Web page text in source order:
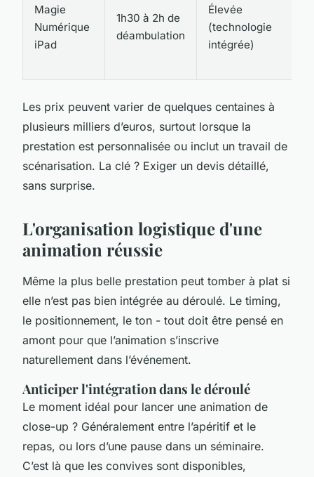
Magie
Numérique
iPad
1h30 à 2h de
déambulation
Élevée
(technologie
intégrée)
Les prix peuvent varier de quelques centaines à
plusieurs milliers d’euros, surtout lorsque la
prestation est personnalisée ou inclut un travail de
scénarisation. La clé ? Exiger un devis détaillé,
sans surprise.
L'organisation logistique d'une
animation réussie
Même la plus belle prestation peut tomber à plat si
elle n’est pas bien intégrée au déroulé. Le timing,
le positionnement, le ton - tout doit être pensé en
amont pour que l’animation s’inscrive
naturellement dans l’événement.
Anticiper l'intégration dans le déroulé
Le moment idéal pour lancer une animation de
close-up ? Généralement entre l’apéritif et le
repas, ou lors d’une pause dans un séminaire.
C’est là que les convives sont disponibles,